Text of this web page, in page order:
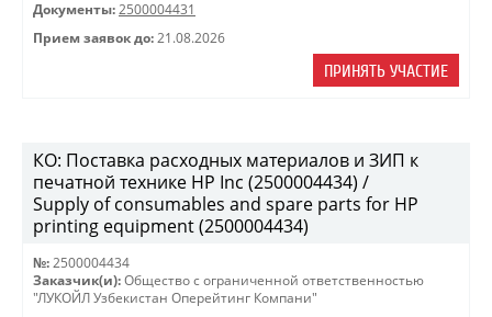
Документы: 2500004431
Прием заявок до: 21.08.2026
ПРИНЯТЬ УЧАСТИЕ
КО: Поставка расходных материалов и ЗИП к
печатной технике HP Inc (2500004434) /
Supply of consumables and spare parts for HP
printing equipment (2500004434)
№: 2500004434
Заказчик(и): Общество с ограниченной ответственностью
"ЛУКОЙЛ Узбекистан Оперейтинг Компани"